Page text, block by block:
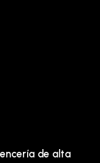
de alta